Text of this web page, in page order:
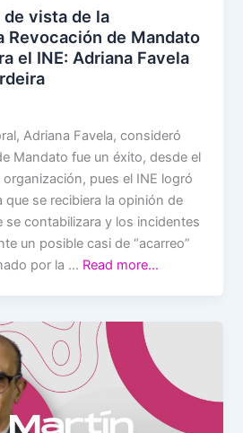
vista de la
Revocación de Mandato
el INE: Adriana Favela
Adriana Favela, consideró
Mandato fue un éxito, desde el
pues el INE logró
que se recibiera la opinión de
se contabilizara y los incidentes
un posible casi de “acarreo”
por la … Read more…